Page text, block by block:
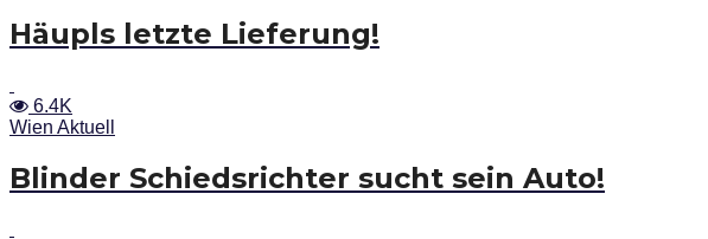
Häupls letzte Lieferung!
6.4K
Wien Aktuell
Blinder Schiedsrichter sucht sein Auto!